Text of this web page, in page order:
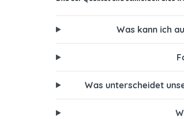
Was kann ich
Was unterscheidet